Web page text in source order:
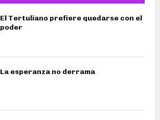
El Tertuliano prefiere quedarse con el
poder
La esperanza no derrama